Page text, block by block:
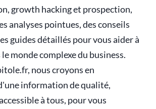
growth hacking et prospection,
analyses pointues, des conseils
guides détaillés pour vous aider à
monde complexe du business.
nous croyons en
information de qualité,
à tous, pour vous